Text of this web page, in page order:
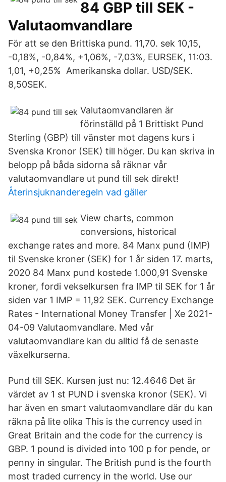
84 GBP till SEK -
Valutaomvandlare
För att se den Brittiska pund. 11,70. sek 10,15,
-0,18%, -0,84%, +1,06%, -7,03%, EURSEK, 11:03.
1,01, +0,25% Amerikanska dollar. USD/SEK.
8,50SEK.
Valutaomvandlaren är
förinställd på 1 Brittiskt Pund
Sterling (GBP) till vänster mot dagens kurs i
Svenska Kronor (SEK) till höger. Du kan skriva in
belopp på båda sidorna så räknar vår
valutaomvandlare ut pund till sek direkt!
Återinsjuknanderegeln vad gäller
View charts, common
conversions, historical
exchange rates and more. 84 Manx pund (IMP)
til Svenske kroner (SEK) for 1 år siden 17. marts,
2020 84 Manx pund kostede 1.000,91 Svenske
kroner, fordi vekselkursen fra IMP til SEK for 1 år
siden var 1 IMP = 11,92 SEK. Currency Exchange
Rates - International Money Transfer | Xe 2021-
04-09 Valutaomvandlare. Med vår
valutaomvandlare kan du alltid få de senaste
växelkurserna.
Pund till SEK. Kursen just nu: 12.4646 Det är
värdet av 1 st PUND i svenska kronor (SEK). Vi
har även en smart valutaomvandlare där du kan
räkna på lite olika This is the currency used in
Great Britain and the code for the currency is
GBP. 1 pound is divided into 100 p for pende, or
penny in singular. The British pund is the fourth
most traded currency in the world. Use our